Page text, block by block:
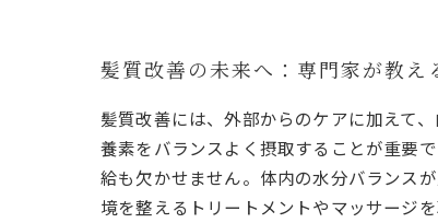
髪質改善の未来へ：専門家が教え
髪質改善には、外部からのケアに加えて
養素をバランスよく摂取することが重要
給も欠かせません。体内の水分バランス
境を整えるトリートメントやマッサージ